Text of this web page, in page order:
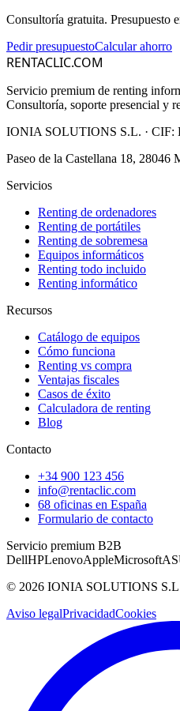
Consultoría gratuita. Presupuesto
Pedir presupuestoCalcular ahorro
RENTACLIC.COM
Servicio premium de renting
Consultoría, soporte presencial y
IONIA SOLUTIONS S.L. · CIF:
Paseo de la Castellana 18, 28046
Servicios
Renting de ordenadores
Renting de portátiles
Renting de sobremesa
Equipos informáticos
Renting todo incluido
Renting informático
Recursos
Catálogo de equipos
Cómo funciona
Renting vs compra
Ventajas fiscales
Casos de éxito
Calculadora de renting
Blog
Contacto
+34 900 123 456
info@rentaclic.com
68 oficinas en España
Formulario de contacto
Servicio premium B2B
DellHPLenovoAppleMicrosoft
© 2026 IONIA SOLUTIONS
Aviso legalPrivacidadCookies